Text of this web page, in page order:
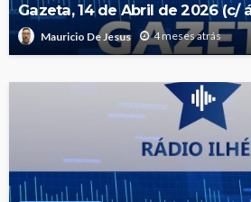
Gazeta, 14 de Abril de 2026 (c/
Mauricio De Jesus 4 meses atrás